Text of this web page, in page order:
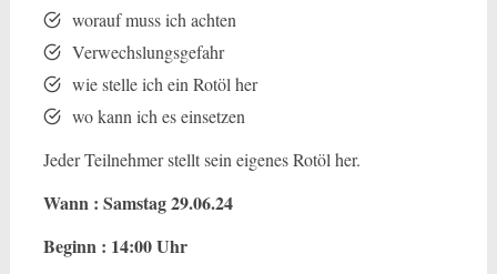
worauf muss ich achten
Verwechslungsgefahr
wie stelle ich ein Rotöl her
wo kann ich es einsetzen
Jeder Teilnehmer stellt sein eigenes Rotöl her.
Wann : Samstag 29.06.24
Beginn : 14:00 Uhr